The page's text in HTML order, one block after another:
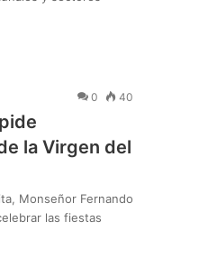
0 40
la Virgen del
Monseñor Fernando
las fiestas